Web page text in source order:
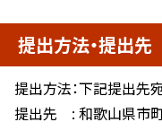
提出方法・提出先
提出方法：下記提出先
提出先 : 和歌山県市